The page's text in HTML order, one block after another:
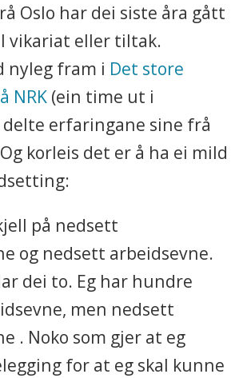
Oslo har dei siste åra gått
vikariat eller tiltak.
nyleg fram i Det store
NRK(ein time ut i
delte erfaringane sine frå
korleis det er å ha ei mild
på nedsett
og nedsett arbeidsevne.
dei to. Eg har hundre
men nedsett
. Noko som gjer at eg
for at eg skal kunne